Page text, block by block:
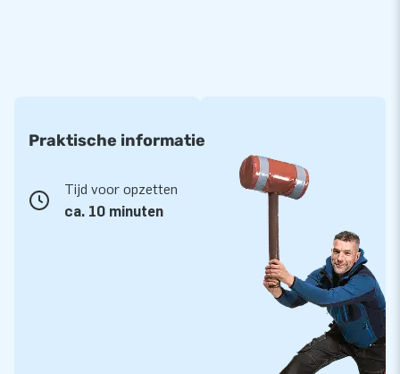
Praktische informatie
Tijd voor opzetten
ca. 10 minuten